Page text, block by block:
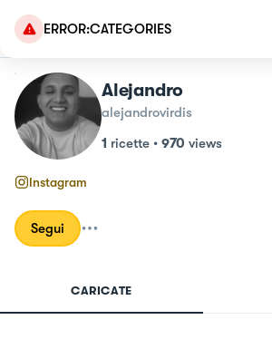
ERROR:CATEGORIES
Alejandro
alejandrovirdis
1 ricette • 970 views
Instagram
Segui
CARICATE